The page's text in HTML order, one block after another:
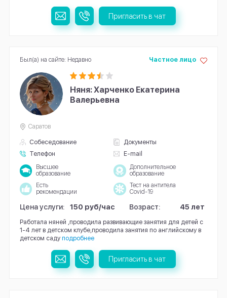
Пригласить в чат
Няня: Харченко Екатерина
Валерьевна
Собеседование
Документы
Телефон
E-mail
Частное лицо
Саратов
Высшее
образование
Дополнительное
образование
Есть
рекомендации
Тест на антитела
Covid-19
Цена услуги: 150 руб/час Возраст: 45 лет
Работала няней ,проводила развивающие занятия для детей с
1-4 лет в детском клубе,проводила занятия по английскому в
детском саду подробнее
Был(а) на сайте: Недавно
Пригласить в чат